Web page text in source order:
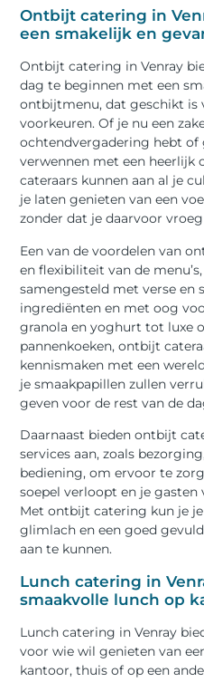
Ontbijt catering in
een smakelijk en
Ontbijt catering in Venray
dag te beginnen met een
ontbijtmenu, dat geschikt is
voorkeuren. Of je nu een
ochtendvergadering hebt of
verwennen met een
cateraars kunnen aan al je
je laten genieten van een
zonder dat je daarvoor
Een van de voordelen van
en flexibiliteit van de
samengesteld met verse en
ingrediënten en met oog
granola en yoghurt tot luxe
pannenkoeken, ontbijt
kennismaken met een
je smaakpapillen zullen
geven voor de rest van de
Daarnaast bieden ontbijt
services aan, zoals
bediening, om ervoor te
soepel verloopt en je
Met ontbijt catering kun je
glimlach en een goed
aan te kunnen.
Lunch catering in
smaakvolle lunch op
Lunch catering in Venray
voor wie wil genieten van
kantoor, thuis of op een